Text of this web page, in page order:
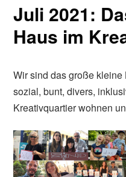
Juli 2021:
Haus im
Wir sind das große
sozial, bunt, divers,
Kreativquartier wohnen